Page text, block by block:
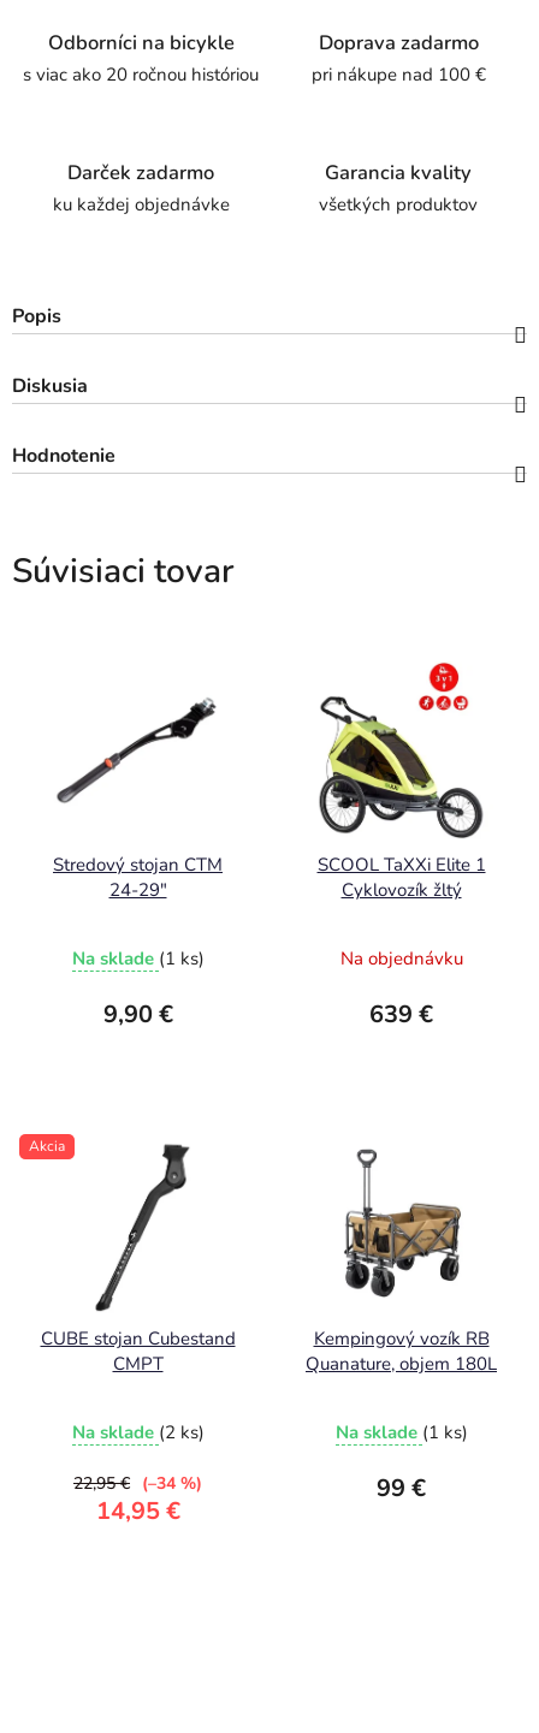
Odborníci na bicykle
s viac ako 20 ročnou históriou
Doprava zadarmo
pri nákupe nad 100 €
Darček zadarmo
ku každej objednávke
Garancia kvality
všetkých produktov
Popis
Diskusia
Hodnotenie
Súvisiaci tovar
Stredový stojan CTM
24-29"
Na sklade (1 ks)
9,90 €
SCOOL TaXXi Elite 1
Cyklovozík žltý
Na objednávku
639 €
Akcia
CUBE stojan Cubestand
CMPT
Na sklade (2 ks)
14,95 €
22,95 € (–34 %)
Kempingový vozík RB
Quanature, objem 180L
Na sklade (1 ks)
99 €